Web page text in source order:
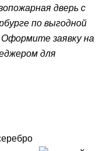
дверь с
по выгодной
заявку на
для